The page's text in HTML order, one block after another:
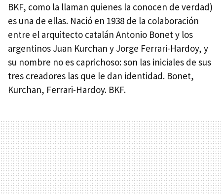
BKF, como la llaman quienes la conocen de verdad)
es una de ellas. Nació en 1938 de la colaboración
entre el arquitecto catalán Antonio Bonet y los
argentinos Juan Kurchan y Jorge Ferrari-Hardoy, y
su nombre no es caprichoso: son las iniciales de sus
tres creadores las que le dan identidad. Bonet,
Kurchan, Ferrari-Hardoy. BKF.